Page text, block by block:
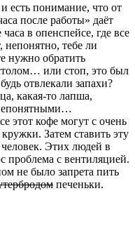
есть понимание, что от
после работы» даёт
в опенспейсе, где все
непонятно, тебе ли
нужно обратить
или стоп, это был
отвлекали запахи?
какая-то лапша,
этот кофе могут с очень
Затем ставить эту
Этих людей в
проблема с вентиляцией.
не было запрета пить
печеньки.